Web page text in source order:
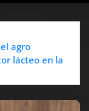
agro
lácteo en la